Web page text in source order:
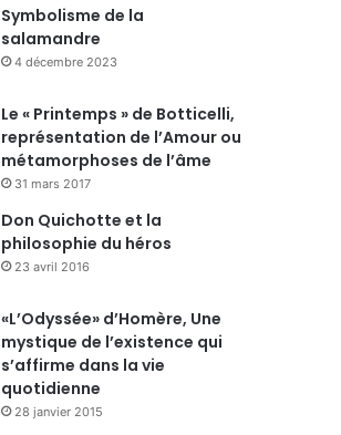
Symbolisme de la
salamandre
4 décembre 2023
Le « Printemps » de Botticelli,
représentation de l’Amour ou
métamorphoses de l’âme
31 mars 2017
Don Quichotte et la
philosophie du héros
23 avril 2016
«L’Odyssée» d’Homère, Une
mystique de l’existence qui
s’affirme dans la vie
quotidienne
28 janvier 2015